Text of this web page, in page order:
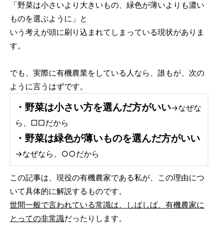
「野菜は小さいより大きいもの、緑色が薄いよりも濃い
ものを選ぶように」と
いう考えが頭に刷り込まれてしまっている現状がありま
す。
でも、実際に有機農業をしている人なら、誰もが、次の
ように言うはずです。
・野菜は小さい方を選んだ方がいい→なぜな
ら、□□だから
・野菜は緑色が薄いものを選んだ方がいい
→なぜなら、○○だから
この記事は、現役の有機農家である私が、この理由につ
いて具体的に解説するものです。
世間一般で言われている常識は、しばしば、有機農家に
とっての非常識だったりします。